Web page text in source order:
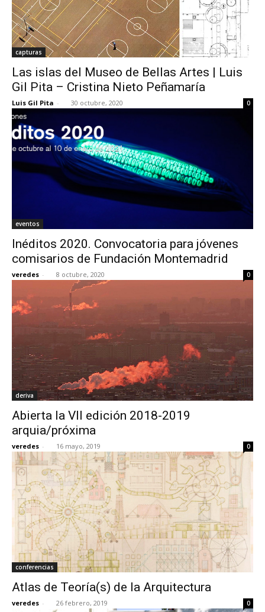
capturas
Las islas del Museo de Bellas Artes | Luis
Gil Pita – Cristina Nieto Peñamaría
Luis Gil Pita - 30 octubre, 2020 0
eventos
Inéditos 2020. Convocatoria para jóvenes
comisarios de Fundación Montemadrid
veredes - 8 octubre, 2020 0
deriva
Abierta la VII edición 2018-2019
arquia/próxima
veredes - 16 mayo, 2019 0
conferencias
Atlas de Teoría(s) de la Arquitectura
veredes - 26 febrero, 2019 0